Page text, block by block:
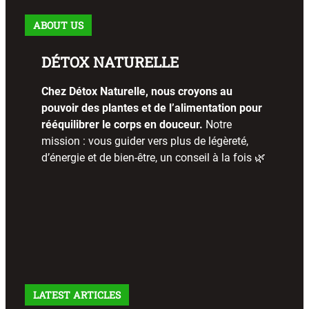
ABOUT US
DÉTOX NATURELLE
Chez Détox Naturelle, nous croyons au
pouvoir des plantes et de l’alimentation pour
rééquilibrer le corps en douceur. Notre
mission : vous guider vers plus de légèreté,
d’énergie et de bien-être, un conseil à la fois 🌿
LATEST ARTICLES